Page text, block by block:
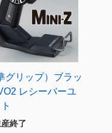
グリップ）ブラッ
レシーバーユ
終了